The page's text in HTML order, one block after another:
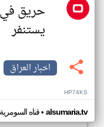
حريق في
يستنفر
اخبار العراق
HP74KS
قناه• alsumaria.tv